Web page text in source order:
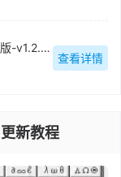
Windows7 硬盘安装工具绿色版-v1.2.0.62
查看详情
更新教程